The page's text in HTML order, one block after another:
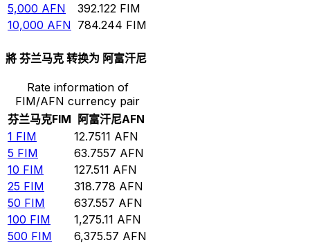
5,000 AFN 392.122 FIM
10,000 AFN 784.244 FIM
將 芬兰马克 转换为 阿富汗尼
Rate information of
FIM/AFN currency pair
芬兰马克FIM 阿富汗尼AFN
1 FIM 12.7511 AFN
5 FIM 63.7557 AFN
10 FIM 127.511 AFN
25 FIM 318.778 AFN
50 FIM 637.557 AFN
100 FIM 1,275.11 AFN
500 FIM 6,375.57 AFN